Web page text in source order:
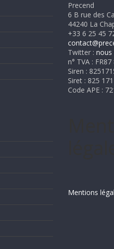
Precend
6 B rue des
44240 La
+33 6 25 45
Twitter : nous
n° TVA :
Siren :
Siret : 825
Code APE :
Mentions